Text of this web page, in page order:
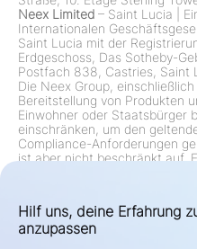
Neex Limited – Saint Lucia
Internationalen
Saint Lucia mit der
Erdgeschoss, Das Sotheby-
Postfach 838, Castries, Saint
Die Neex Group,
Bereitstellung von Produkten
Einwohner oder Staatsbürger
einschränken, um den
Compliance-Anforderungen
ist aber nicht beschränkt auf,
aktualisiert ihre
regulatorischen Änderungen.
Hilf uns, deine Erfahrung
anzupassen